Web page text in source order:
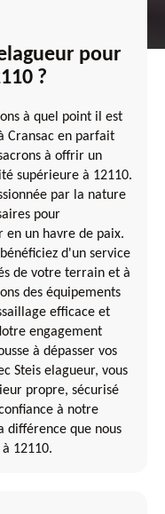
pour
?
à quel point il est
Cransac en parfait
à offrir un
supérieure à 12110.
par la nature
pour
un havre de paix.
d'un service
de votre terrain et à
des équipements
efficace et
engagement
à dépasser vos
Steis elagueur, vous
propre, sécurisé
à notre
différence que nous
12110.